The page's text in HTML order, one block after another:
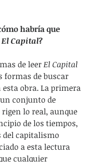
habría que
El Capital?
de leer El Capital
formas de buscar
obra. La primera
conjunto de
lo real, aunque
de los tiempos,
del capitalismo
a esta lectura
cualquier